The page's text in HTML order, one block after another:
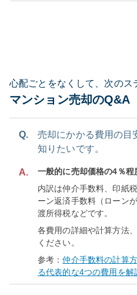
心配ごとをなくして、次のス
マンション売却のQ&A
Q.
売却にかかる費用の目
知りたいです。
A.
一般的に売却価格の4％程
内訳は仲介手数料、印紙
ーン返済手数料（ローン
渡所得税などです。
各費用の詳細や計算方法
ください。
参考：仲介手数料の計算
る代表的な4つの費用を解